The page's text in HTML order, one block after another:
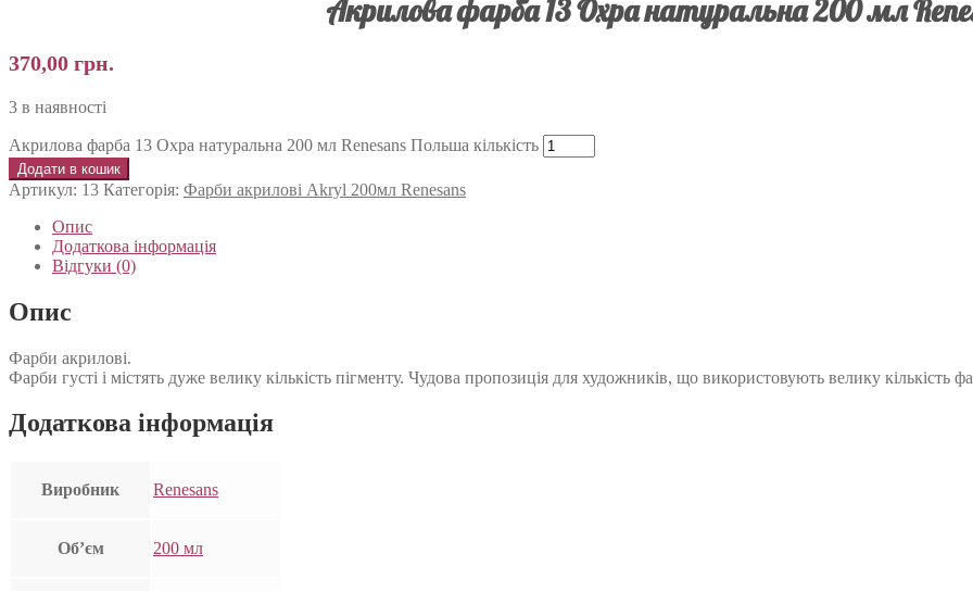
Акрилова фарба 13 Охра натуральна 200 мл
370,00 грн.
3 в наявності
Акрилова фарба 13 Охра натуральна 200 мл Renesans Польша кількість
Додати в кошик
Артикул: 13 Категорія: Фарби акрилові Akryl 200мл Renesans
Опис
Додаткова інформація
Відгуки (0)
Опис
Фарби акрилові.
Фарби густі і містять дуже велику кількість пігменту. Чудова пропозиція для художників, що використовують велику кількість
Додаткова інформація
Виробник Renesans
Об’єм 200 мл